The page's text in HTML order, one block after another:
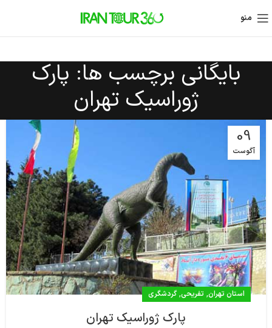
منو
بایگانی برچسب ها: پارک
ژوراسیک تهران
09
آگوست
استان تهران, تفریحی,گردشگری
پارک ژوراسیک تهران